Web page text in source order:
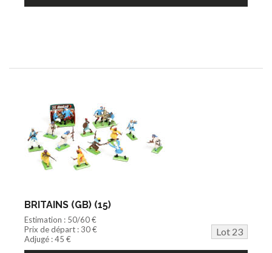
BRITAINS (GB) (15)
Estimation : 50/60 €
Prix de départ : 30 €
Lot 23
Adjugé : 45 €